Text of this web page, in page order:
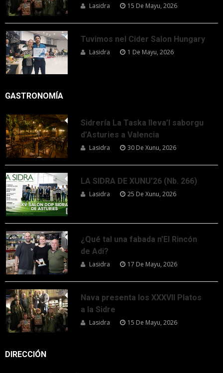
Lasidra 15 De Mayu, 2026
Tuvimos nel Cider Salon Hungary
Lasidra 1 De Mayu, 2026
GASTRONOMÍA
Sidrería La Taska lleva’l saborgu
d’Asturies a Valencia
Lasidra 30 De Xunu, 2026
LA SIDRA DE XUNU’26 (Nb. 266)
Lasidra 25 De Xunu, 2026
¿Qué tal una fabada n’El Rincón
de Adi?
Lasidra 17 De Mayu, 2026
Nava presenta los XXXVII Platos
a la Sidre
Lasidra 15 De Mayu, 2026
DIRECCIÓN